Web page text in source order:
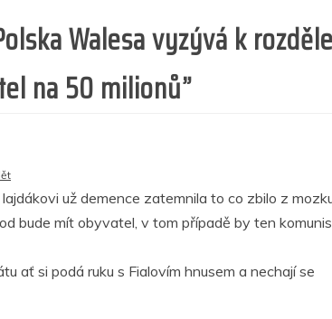
Walesa vyzývá k
na 50 milionů”
už demence zatemnila to co zbilo z
bude mít obyvatel, v tom případě by ten
ať si podá ruku s Fialovím hnusem a nechají se